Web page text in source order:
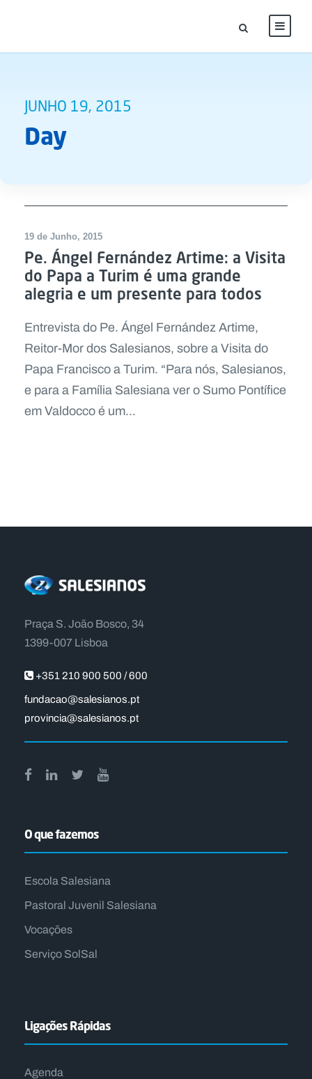
JUNHO 19, 2015
Day
19 de Junho, 2015
Pe. Ángel Fernández Artime: a Visita
do Papa a Turim é uma grande
alegria e um presente para todos
Entrevista do Pe. Ángel Fernández Artime,
Reitor-Mor dos Salesianos, sobre a Visita do
Papa Francisco a Turim. “Para nós, Salesianos,
e para a Família Salesiana ver o Sumo Pontífice
em Valdocco é um...
Praça S. João Bosco, 34
1399-007 Lisboa
+351 210 900 500 / 600
fundacao@salesianos.pt
provincia@salesianos.pt
O que fazemos
Escola Salesiana
Pastoral Juvenil Salesiana
Vocações
Serviço SolSal
Ligações Rápidas
Agenda